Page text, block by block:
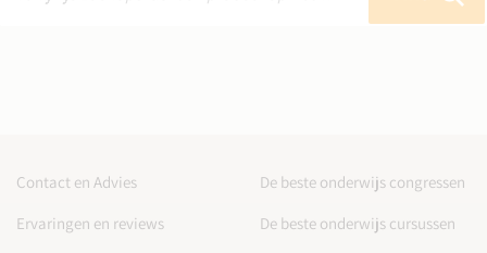
Contact en Advies
De beste onderwijs congressen
Ervaringen en reviews
De beste onderwijs cursussen